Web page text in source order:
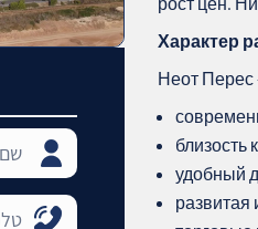
Характер
Неот Перес
близость
удобный
развитая